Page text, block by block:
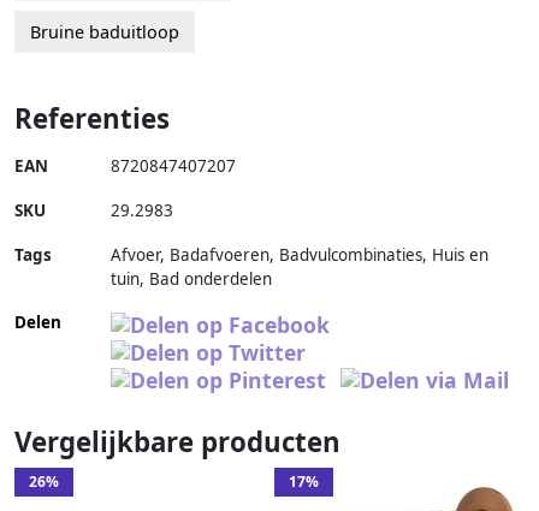
Bruine baduitloop
Referenties
EAN 8720847407207
SKU 29.2983
Tags
Afvoer, Badafvoeren, Badvulcombinaties, Huis en
tuin, Bad onderdelen
Delen
Vergelijkbare producten
26% 17%